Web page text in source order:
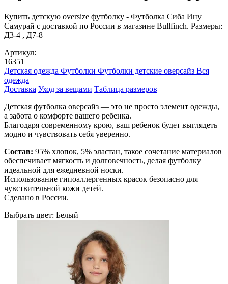
Купить детскую oversize футболку - Футболка Сиба Ину
Самурай с доставкой по России в магазине Bullfinch. Размеры:
Д3-4 , Д7-8
Артикул:
16351
Детская одежда Футболки Футболки детские оверсайз Вся
одежда
Доставка Уход за вещами Таблица размеров
Детская футболка оверсайз — это не просто элемент одежды,
а забота о комфорте вашего ребенка.
Благодаря современному крою, ваш ребенок будет выглядеть
модно и чувствовать себя уверенно.
Состав: 95% хлопок, 5% эластан, такое сочетание материалов
обеспечивает мягкость и долговечность, делая футболку
идеальной для ежедневной носки.
Использование гипоаллергенных красок безопасно для
чувствительной кожи детей.
Сделано в России.
Выбрать цвет: Белый